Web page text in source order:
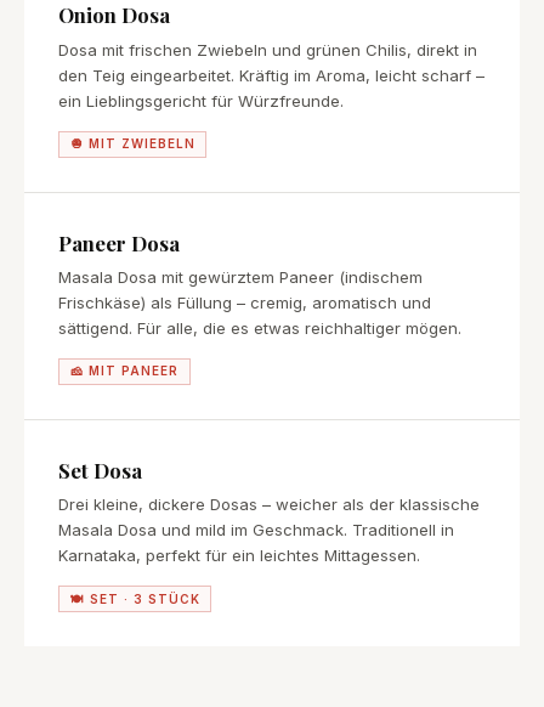
Onion Dosa
Dosa mit frischen Zwiebeln und grünen Chilis, direkt in
den Teig eingearbeitet. Kräftig im Aroma, leicht scharf –
ein Lieblingsgericht für Würzfreunde.
🧅 MIT ZWIEBELN
Paneer Dosa
Masala Dosa mit gewürztem Paneer (indischem
Frischkäse) als Füllung – cremig, aromatisch und
sättigend. Für alle, die es etwas reichhaltiger mögen.
🧀 MIT PANEER
Set Dosa
Drei kleine, dickere Dosas – weicher als der klassische
Masala Dosa und mild im Geschmack. Traditionell in
Karnataka, perfekt für ein leichtes Mittagessen.
🍽 SET · 3 STÜCK